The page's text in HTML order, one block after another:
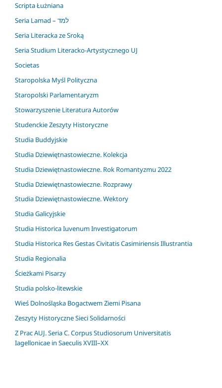
Scripta Łużniana
Seria Lamad – למד
Seria Literacka ze Sroką
Seria Studium Literacko-Artystycznego UJ
Societas
Staropolska Myśl Polityczna
Staropolski Parlamentaryzm
Stowarzyszenie Literatura Autorów
Studenckie Zeszyty Historyczne
Studia Buddyjskie
Studia Dziewiętnastowieczne. Kolekcja
Studia Dziewiętnastowieczne. Rok Romantyzmu 2022
Studia Dziewiętnastowieczne. Rozprawy
Studia Dziewiętnastowieczne. Wektory
Studia Galicyjskie
Studia Historica Iuvenum Investigatorum
Studia Historica Res Gestas Civitatis Casimiriensis Illustrantia
Studia Regionalia
Ścieżkami Pisarzy
Studia polsko-litewskie
Wieś Dolnośląska Bogactwem Ziemi Pisana
Zeszyty Historyczne Sieci Solidarności
Z Prac AUJ. Seria C. Corpus Studiosorum Universitatis
Iagellonicae in Saeculis XVIII–XX